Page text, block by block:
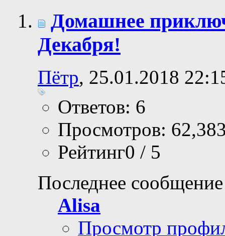
Домашнее
Декабря!
Пётр, 25.01.2018
Ответов: 6
Просмотров:
Рейтинг0 / 5
Последнее
Alisa
Просмотр